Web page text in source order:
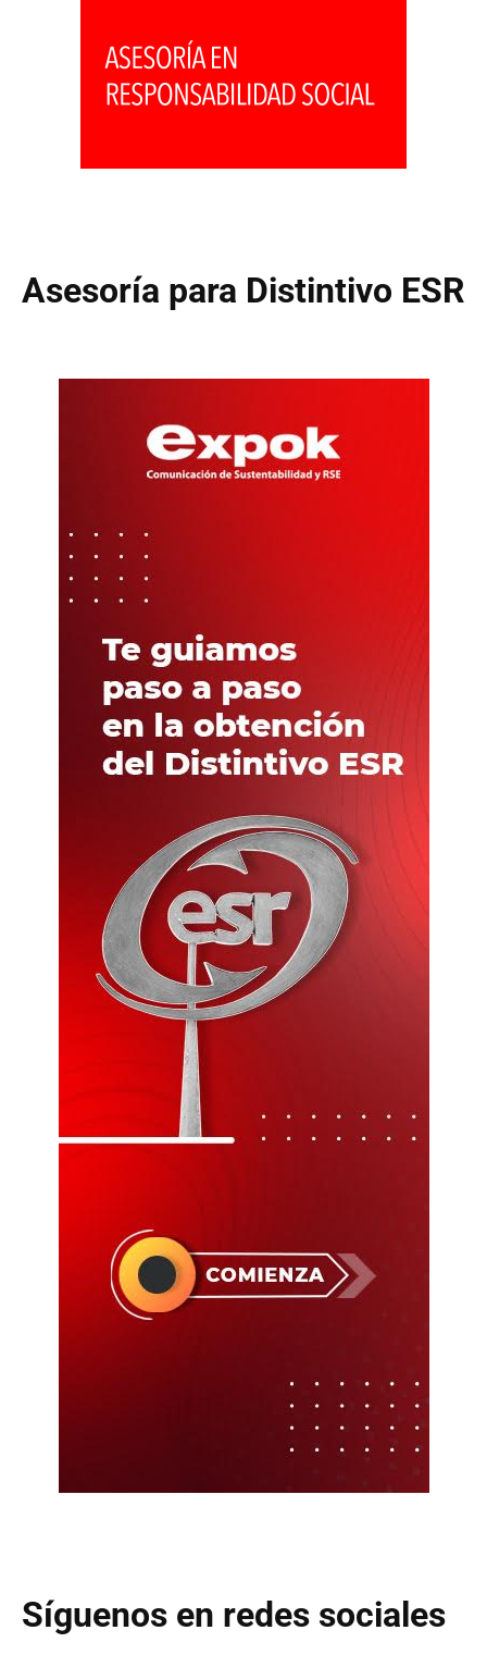
Asesoría para Distintivo ESR
Síguenos en redes sociales